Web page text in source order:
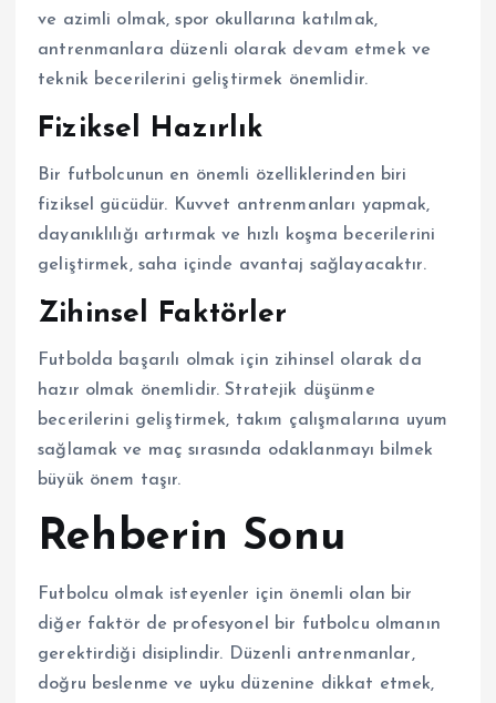
ve azimli olmak, spor okullarına katılmak,
antrenmanlara düzenli olarak devam etmek ve
teknik becerilerini geliştirmek önemlidir.
Fiziksel Hazırlık
Bir futbolcunun en önemli özelliklerinden biri
fiziksel gücüdür. Kuvvet antrenmanları yapmak,
dayanıklılığı artırmak ve hızlı koşma becerilerini
geliştirmek, saha içinde avantaj sağlayacaktır.
Zihinsel Faktörler
Futbolda başarılı olmak için zihinsel olarak da
hazır olmak önemlidir. Stratejik düşünme
becerilerini geliştirmek, takım çalışmalarına uyum
sağlamak ve maç sırasında odaklanmayı bilmek
büyük önem taşır.
Rehberin Sonu
Futbolcu olmak isteyenler için önemli olan bir
diğer faktör de profesyonel bir futbolcu olmanın
gerektirdiği disiplindir. Düzenli antrenmanlar,
doğru beslenme ve uyku düzenine dikkat etmek,